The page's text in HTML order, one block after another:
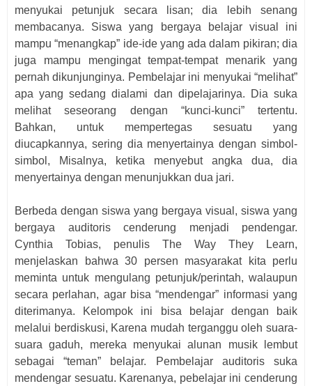
menyukai petunjuk secara lisan; dia lebih senang
membacanya. Siswa yang bergaya belajar visual ini
mampu “menangkap” ide-ide yang ada dalam pikiran; dia
juga mampu mengingat tempat-tempat menarik yang
pernah dikunjunginya. Pembelajar ini menyukai “melihat”
apa yang sedang dialami dan dipelajarinya. Dia suka
melihat seseorang dengan “kunci-kunci” tertentu.
Bahkan, untuk mempertegas sesuatu yang
diucapkannya, sering dia menyertainya dengan simbol-
simbol, Misalnya, ketika menyebut angka dua, dia
menyertainya dengan menunjukkan dua jari.
Berbeda dengan siswa yang bergaya visual, siswa yang
bergaya auditoris cenderung menjadi pendengar.
Cynthia Tobias, penulis The Way They Learn,
menjelaskan bahwa 30 persen masyarakat kita perlu
meminta untuk mengulang petunjuk/perintah, walaupun
secara perlahan, agar bisa “mendengar” informasi yang
diterimanya. Kelompok ini bisa belajar dengan baik
melalui berdiskusi, Karena mudah terganggu oleh suara-
suara gaduh, mereka menyukai alunan musik lembut
sebagai “teman” belajar. Pembelajar auditoris suka
mendengar sesuatu. Karenanya, pebelajar ini cenderung